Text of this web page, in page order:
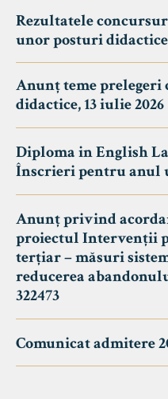
Rezultatele
unor posturi
Anunț teme
didactice, 13 iulie 2026
Diploma in English
Înscrieri pentru anul
Anunț privind
proiectul Intervenții
terțiar – măsuri
reducerea
322473
Comunicat admitere